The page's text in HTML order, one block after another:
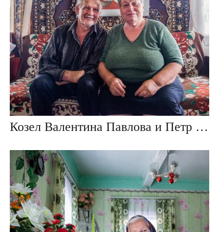
Козел Валентина Павлова и Петр Александрович, дер. Ивезь, Беларусь